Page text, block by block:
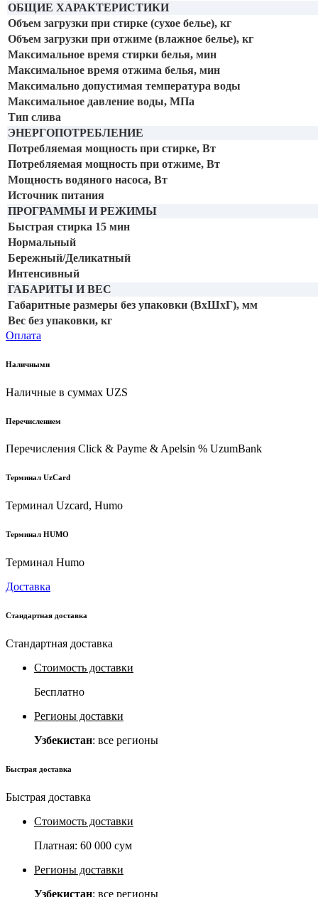
ОБЩИЕ ХАРАКТЕРИСТИКИ
Объем загрузки при стирке (сухое белье), кг
Объем загрузки при отжиме (влажное белье), кг
Максимальное время стирки белья, мин
Максимальное время отжима белья, мин
Максимально допустимая температура воды
Максимальное давление воды, MПa
Тип слива
ЭНЕРГОПОТРЕБЛЕНИЕ
Потребляемая мощность при стирке, Вт
Потребляемая мощность при отжиме, Вт
Мощность водяного насоса, Вт
Источник питания
ПРОГРАММЫ И РЕЖИМЫ
Быстрая стирка 15 мин
Нормальный
Бережный/Деликатный
Интенсивный
ГАБАРИТЫ И ВЕС
Габаритные размеры без упаковки (ВхШхГ), мм
Вес без упаковки, кг
Оплата
Наличными
Наличные в суммах UZS
Перечислением
Перечисления Click & Payme & Apelsin % UzumBank
Терминал UzCard
Терминал Uzcard, Humo
Терминал HUMO
Терминал Humo
Доставка
Стандартная доставка
Стандартная доставка
Стоимость доставки
Бесплатно
Регионы доставки
Узбекистан: все регионы
Быстрая доставка
Быстрая доставка
Стоимость доставки
Платная: 60 000 сум
Регионы доставки
Узбекистан: все регионы